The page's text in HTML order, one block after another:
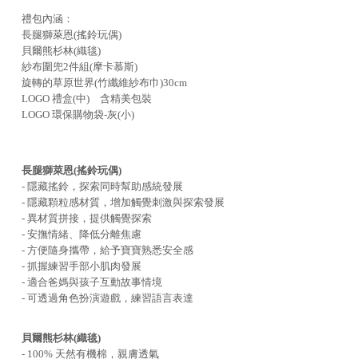
禮包內涵：
長腿獅萊恩(搖鈴玩偶)
貝爾熊杉林(織毯)
紗布圍兜2件組(摩卡慕斯)
旋轉的草原世界(竹纖維紗布巾)30cm
LOGO 禮盒(中) 含精美包裝
LOGO 環保購物袋-灰(小)
長腿獅萊恩(搖鈴玩偶)
- 隱藏搖鈴，探索同時幫助感統發展
- 隱藏顆粒感材質，增加觸覺刺激與探索發展
- 異材質拼接，提供觸覺探索
- 安撫情緒、降低分離焦慮
- 方便隨身攜帶，給予寶寶熟悉安全感
- 抓握練習手部小肌肉發展
- 適合爸媽與孩子互動故事情境
- 可透過角色扮演遊戲，練習語言表達
貝爾熊杉林(織毯)
- 100% 天然有機棉，親膚透氣